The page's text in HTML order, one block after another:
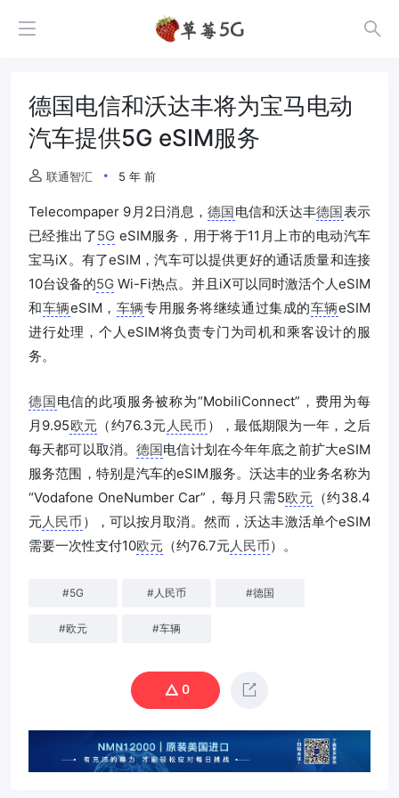
德国电信和沃达丰将为宝马电动
汽车提供5G eSIM服务
联通智汇 5 年 前
Telecompaper 9月2日消息，德国电信和沃达丰德国表示
已经推出了5G eSIM服务，用于将于11月上市的电动汽车
宝马iX。有了eSIM，汽车可以提供更好的通话质量和连接
10台设备的5G Wi-Fi热点。并且iX可以同时激活个人eSIM
和车辆eSIM， 车辆专用服务将继续通过集成的车辆eSIM
进行处理，个人eSIM将负责专门为司机和乘客设计的服
务。
德国电信的此项服务被称为“MobiliConnect”，费用为每
月9.95欧元 （约76.3元 人民币 ），最低期限为一年，之后
每天都可以取消。德国电信计划在今年年底之前扩大eSIM
服务范围，特别是汽车的eSIM服务。沃达丰的业务名称为
“Vodafone OneNumber Car”，每月只需5欧元 （约38.4
元人民币 ），可以按月取消。然而，沃达丰激活单个eSIM
需要一次性支付10欧元 （约76.7元人民币）。
#5G # 人民币 #德国
#欧元 #车辆
0